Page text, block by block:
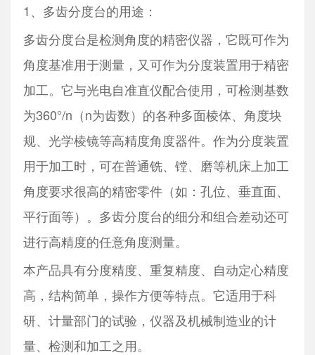
1、多齿分度台的用途：
多齿分度台是检测角度的精密仪器，它既可作为
角度基准用于测量，又可作为分度装置用于精密
加工。它与光电自准直仪配合使用，可检测基数
为360°/n（n为齿数）的各种多面棱体、角度块
规、光学棱镜等高精度角度器件。作为分度装置
用于加工时，可在普通铣、镗、磨等机床上加工
角度要求很高的精密零件（如：孔位、垂直面、
平行面等）。多齿分度台的细分和组合差动还可
进行高精度的任意角度测量。
本产品具有分度精度、重复精度、自动定心精度
高，结构简单，操作方便等特点。它适用于科
研、计量部门的试验，仪器及机械制造业的计
量、检测和加工之用。